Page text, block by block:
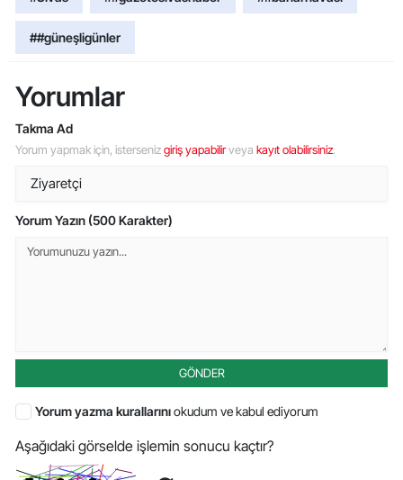
##güneşligünler
Yorumlar
Takma Ad
Yorum yapmak için, istersenizgiriş yapabilirveya kayıt olabilirsiniz.
Yorum Yazın (500 Karakter)
GÖNDER
Yorum yazma kurallarınıokudum ve kabul ediyorum
Aşağıdaki görselde işlemin sonucu kaçtır?